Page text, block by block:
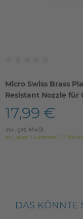
Micro Swiss Brass
Resistant Nozzle für
Serie
17,99 €
inkl. ges. MwSt.
ab Lager > Lieferzeit 1-3
DAS KÖNNTE